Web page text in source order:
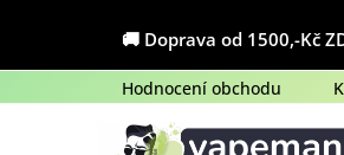
obsah
🚚 Doprava od 1500,-Kč
Hodnocení obchodu